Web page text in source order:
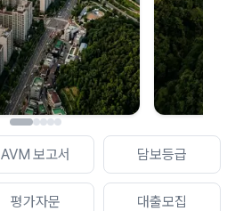
AVM 보고서 담보등급
평가자문 대출모집